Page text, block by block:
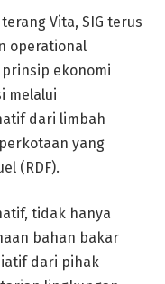
Vita, SIG terus
operational
ekonomi
melalui
dari limbah
yang
(RDF).
tidak hanya
bahan bakar
dari pihak